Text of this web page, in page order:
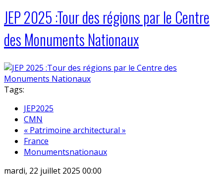
JEP 2025 :Tour des régions par le Centre
des Monuments Nationaux
Tags:
JEP2025
CMN
« Patrimoine architectural »
France
Monumentsnationaux
mardi, 22 juillet 2025 00:00